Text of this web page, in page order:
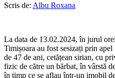
Scris de: Albu Roxana
La data de 13.02.2024, în jurul
Timișoara au fost sesizați prin
de 47 de ani, cetățean sirian, cu
fizic de către un bărbat, în vârstă
în timp ce se aflau într-un imobil